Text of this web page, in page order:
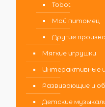
Tobot
Мой питомец
Другие
Мягкие игрушки
Интерактивные
Развивающие и
Детские